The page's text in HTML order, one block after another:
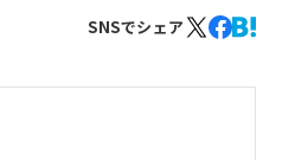
SNSでシェア